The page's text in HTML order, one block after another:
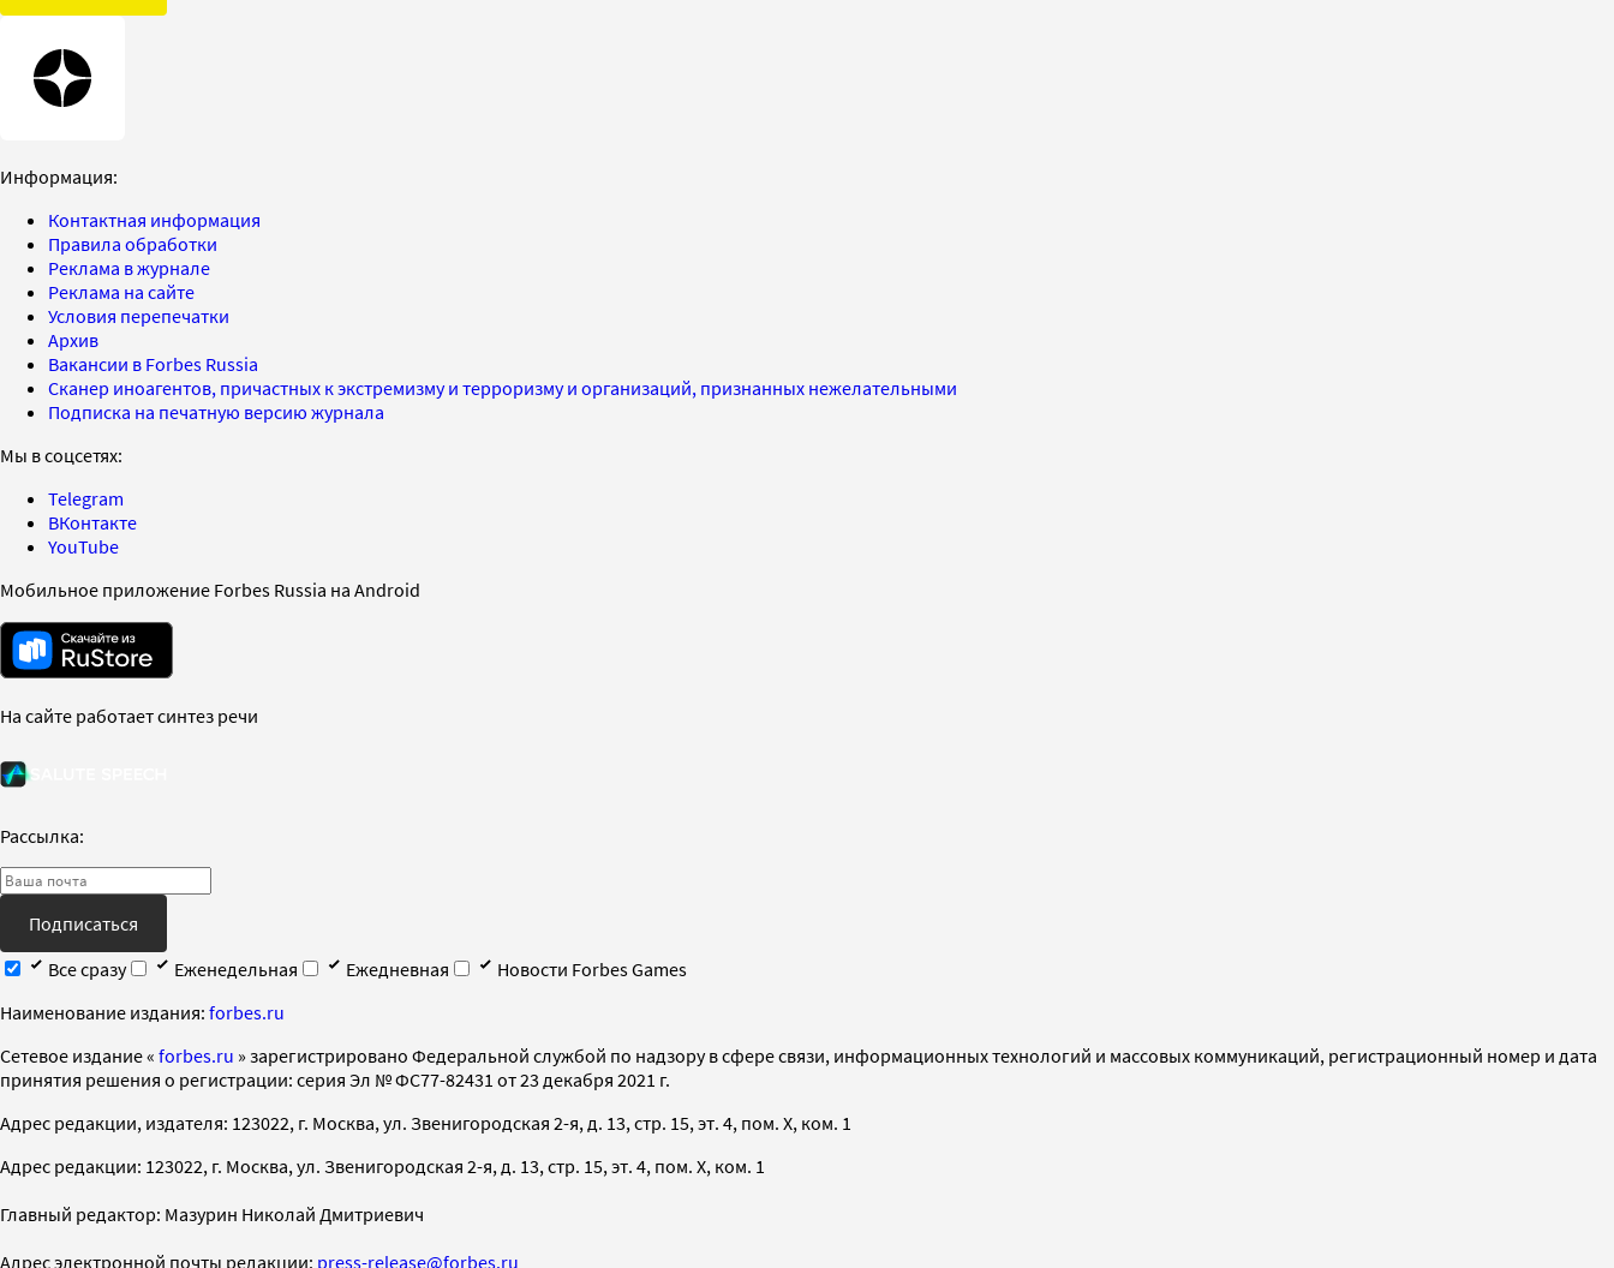
Информация:
Контактная информация
Правила обработки
Реклама в журнале
Реклама на сайте
Условия перепечатки
Архив
Вакансии в Forbes Russia
Сканер иноагентов, причастных к экстремизму и терроризму и организаций, признанных нежелательными
Подписка на печатную версию журнала
Мы в соцсетях:
Telegram
ВКонтакте
YouTube
Мобильное приложение Forbes Russia на Android
На сайте работает синтез речи
Рассылка:
Подписаться
Все сразу
Еженедельная Ежедневная
Новости Forbes Games
Наименование издания: forbes.ru
Cетевое издание « forbes.ru » зарегистрировано Федеральной службой по надзору в сфере связи, информационных технологий и массовых коммуникаций, регистрационный номер и дата
принятия решения о регистрации: серия Эл № ФС77-82431 от 23 декабря 2021 г.
Адрес редакции, издателя: 123022, г. Москва, ул. Звенигородская 2-я, д. 13, стр. 15, эт. 4, пом. X, ком. 1
Адрес редакции: 123022, г. Москва, ул. Звенигородская 2-я, д. 13, стр. 15, эт. 4, пом. X, ком. 1
Главный редактор: Мазурин Николай Дмитриевич
Адрес электронной почты редакции: press-release@forbes.ru